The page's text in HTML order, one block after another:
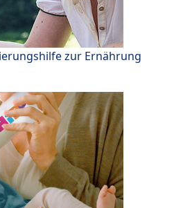
zur Ernährung